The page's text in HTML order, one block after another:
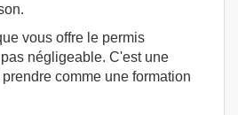
vous offre le permis
négligeable. C'est une
comme une formation